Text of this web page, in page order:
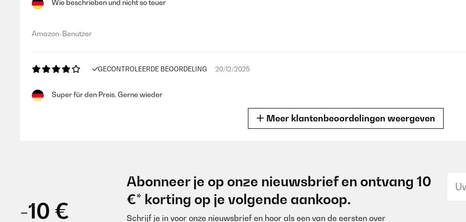
Wie beschrieben und nicht so teuer
Amazon-Benutzer
GECONTROLEERDE BEOORDELING 20/12/2025
Super für den Preis. Gerne wieder
Super genau das was wir wollten
Amazon-Benutzer
Meer klantenbeoordelingen weergeven
-10 €
Abonneer je op onze nieuwsbrief en ontvang 10
€* korting op je volgende aankoop.
Schrijf je in voor onze nieuwsbrief en hoor als een van de eersten over